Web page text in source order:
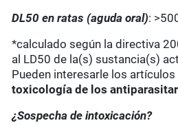
DL50 en ratas (aguda oral):
*calculado según la directiva
al LD50 de la(s) sustancia(s)
Pueden interesarle los
toxicología de los
¿Sospecha de intoxicación?